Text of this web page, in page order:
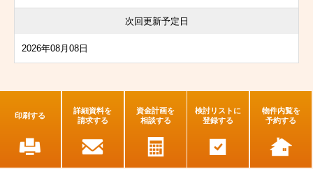
次回更新予定日
2026年08月08日
印刷する
詳細資料を
請求する
資金計画を
相談する
検討リストに
登録する
物件内覧を
予約する